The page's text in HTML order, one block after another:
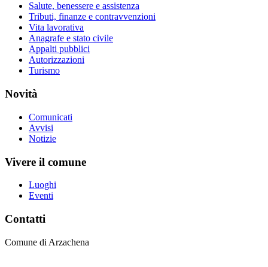
Salute, benessere e assistenza
Tributi, finanze e contravvenzioni
Vita lavorativa
Anagrafe e stato civile
Appalti pubblici
Autorizzazioni
Turismo
Novità
Comunicati
Avvisi
Notizie
Vivere il comune
Luoghi
Eventi
Contatti
Comune di Arzachena